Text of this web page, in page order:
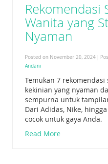
Rekomendasi
Wanita yang
Nyaman
Posted on November 20, 2024|
Andani
Temukan 7
kekinian yang nyaman
sempurna untuk
Dari Adidas, Nike,
cocok untuk gaya Anda.
Read More